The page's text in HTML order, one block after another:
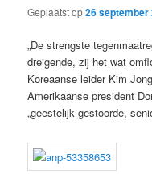
Geplaatst op26 september
„De strengste
dreigende, zij het wat
Koreaanse leider Kim
Amerikaanse president
„geestelijk gestoorde,